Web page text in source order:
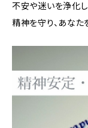
不安や迷いを浄化し
精神を守り、あなた